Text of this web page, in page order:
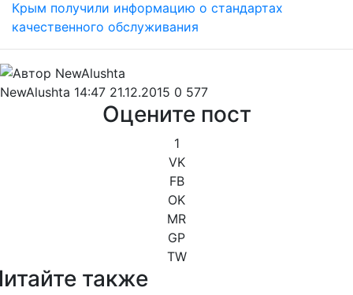
NewAlushta 14:47 21.12.2015 0 577
Оцените пост
1
VK
FB
OK
MR
GP
TW
также